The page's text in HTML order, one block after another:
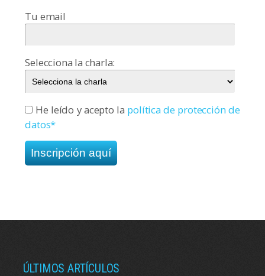
Tu email
Selecciona la charla:
He leído y acepto la política de protección de
datos*
ÚLTIMOS ARTÍCULOS